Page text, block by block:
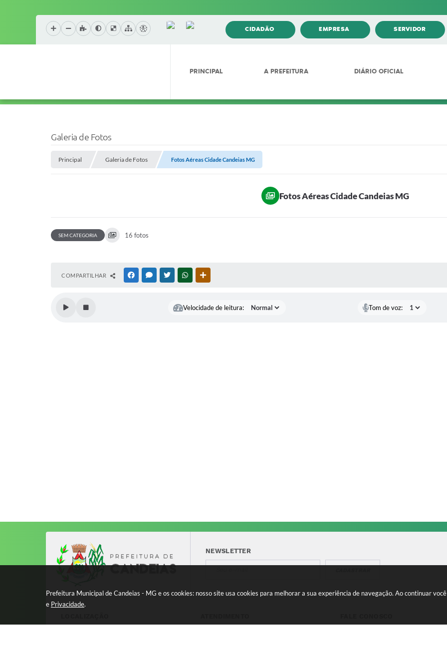
Prefeitura Municipal de Candeias - MG e os cookies: nosso site usa cookies para melhorar a sua experiência de navegação. Ao continuar
e Privacidade.
CIDADÃO EMPRESA SERVIDOR
PRINCIPAL A PREFEITURA DIÁRIO OFICIAL
Galeria de Fotos
Principal Galeria de Fotos Fotos Aéreas Cidade Candeias MG
Fotos Aéreas Cidade Candeias MG
SEM CATEGORIA 16 fotos
COMPARTILHAR FACEBOOKMESSENGER
TWITTERWHATSAPP
Velocidade de leitura: Tom de voz:
NEWSLETTER
Avenida 17 de Dezembro, nº 240
Segunda-feira a Quinta 08:00 às
Telefone para contato: